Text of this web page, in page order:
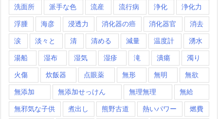
洗面所 派手な色 流産 流行病 浄化 浄化力
浮腫 海彦 浸透力 消化器の癌 消化器官 消去
涙 淡々と 清 清める 減量 温度計 湧水
湯船 湿布 湿気 湿疹 滝 潰瘍 濁り
火傷 炊飯器 点眼薬 無形 無明 無欲
無添加 無添加せっけん 無理無理 無給
無邪気な子供 煮出し 熊野古道 熱いパワー 燃費